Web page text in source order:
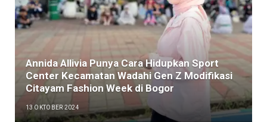
Annida Allivia Punya Cara Hidupkan Sport
Center Kecamatan Wadahi Gen Z Modifikasi
Citayam Fashion Week di Bogor
13 OKTOBER 2024